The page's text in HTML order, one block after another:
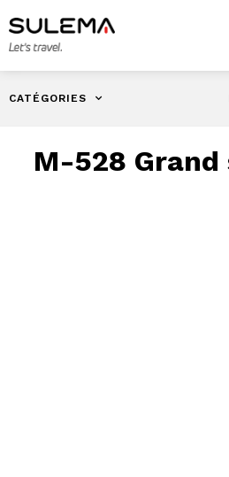
CATÉGORIES
M-528 Grand